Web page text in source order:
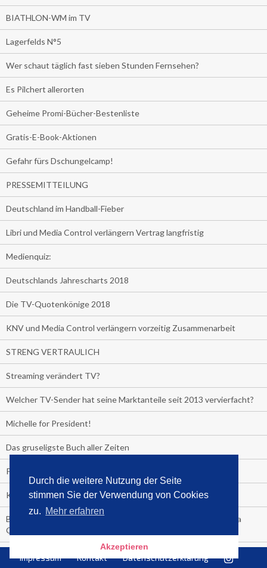
Durch die weitere Nutzung der Seite
stimmen Sie der Verwendung von Cookies
zu. Mehr erfahren
Akzeptieren
BIATHLON-WM im TV
Lagerfelds N°5
Wer schaut täglich fast sieben Stunden Fernsehen?
Es Pilchert allerorten
Geheime Promi-Bücher-Bestenliste
Gratis-E-Book-Aktionen
Gefahr fürs Dschungelcamp!
PRESSEMITTEILUNG
Deutschland im Handball-Fieber
Libri und Media Control verlängern Vertrag langfristig
Medienquiz:
Deutschlands Jahrescharts 2018
Die TV-Quotenkönige 2018
KNV und Media Control verlängern vorzeitig Zusammenarbeit
STRENG VERTRAULICH
Streaming verändert TV?
Welcher TV-Sender hat seine Marktanteile seit 2013 vervierfacht?
Michelle for President!
Das gruseligste Buch aller Zeiten
Promi-Biografien
Kerkeling erhält Spitzenfeder für meistverkauftes Buch
Börsenverein und MVB verlängern vorzeitig Verträge mit Media
Control bis 2024
PocketBook, Ceebo und Umbreit bringen Hörbuch-Downloads in
die Cloud
Impressum Kontakt Datenschutzerklärung